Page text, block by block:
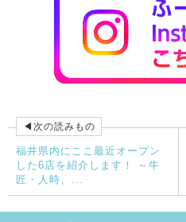
◀次の読みもの
福井県内にここ最近オープン
した6店を紹介します！ ～牛
匠・人時、...